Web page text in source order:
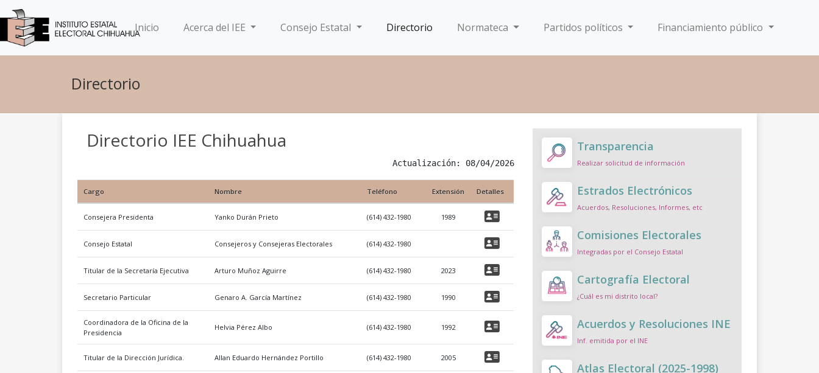
Inicio(current)Acerca del IEE Consejo Estatal Directorio Normateca Partidos políticos Financiamiento público
Directorio
Directorio IEE Chihuahua
Actualización: 08/04/2026
Cargo Nombre Teléfono Extensión Detalles
Consejera Presidenta Yanko Durán Prieto (614) 432-1980 1989
Consejo Estatal Consejeros y Consejeras Electorales (614) 432-1980
Titular de la Secretaría Ejecutiva Arturo Muñoz Aguirre (614) 432-1980 2023
Secretario Particular Genaro A. García Martínez (614) 432-1980 1990
Coordinadora de la Oficina de la
Presidencia
Helvia Pérez Albo (614) 432-1980 1992
Titular de la Dirección Jurídica. Allan Eduardo Hernández Portillo (614) 432-1980 2005
Transparencia
Realizar solicitud de información
Estrados Electrónicos
Acuerdos, Resoluciones, Informes, etc
Comisiones Electorales
Integradas por el Consejo Estatal
Cartografía Electoral
¿Cuál es mi distrito local?
Acuerdos y Resoluciones INE
Inf. emitida por el INE
Atlas Electoral (2025-1998)